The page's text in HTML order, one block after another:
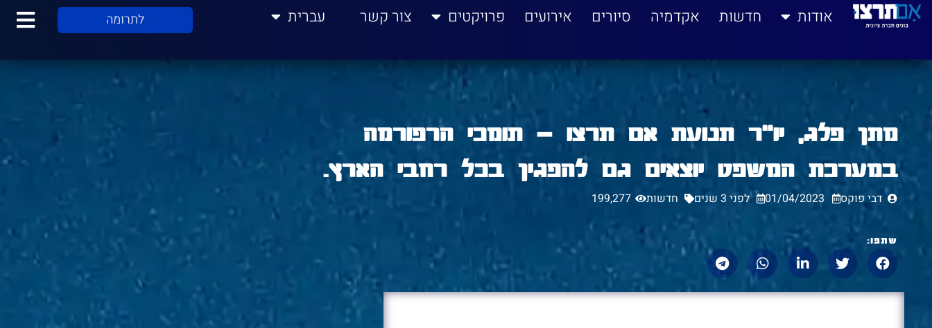
לתוכן אודות חדשות אקדמיה סיורים אירועים פרויקטים צור קשר עברית לתרומה
מתן פלג, יו"ר תנועת אם תרצו – תומכי הרפורמה
במערכת המשפט יוצאים גם להפגין בכל רחבי הארץ.
דבי פוקס 01/04/2023 לפני 3 שנים חדשות 199,277
שתפו: